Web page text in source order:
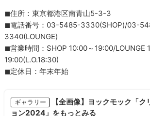
◼︎住所：東京都港区南青山5-3-3
◼︎電話番号：03-5485-3330(SHOP)/03-
3340(LOUNGE)
◼︎営業時間：SHOP 10:00～19:00/LOUNGE
19:00(L.O.18:30)
◼︎定休日：年末年始
ギャラリー
【全画像】ヨックモック「
ョン2024」をもっとみる